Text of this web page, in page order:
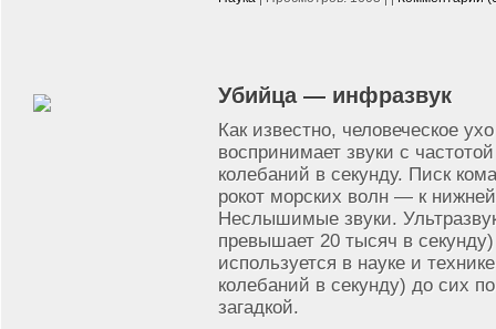
Убийца — инфразвук
Как известно, человеческое
воспринимает звуки с
колебаний в секунду. Писк
рокот морских волн — к
Неслышимые звуки.
превышает 20 тысяч в
используется в науке и
колебаний в секунду) до сих
загадкой.